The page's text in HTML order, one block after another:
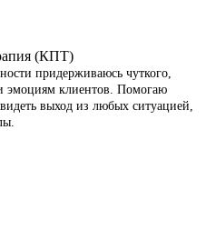
(КПТ)
придерживаюсь чуткого,
эмоциям клиентов. Помогаю
выход из любых ситуацией,